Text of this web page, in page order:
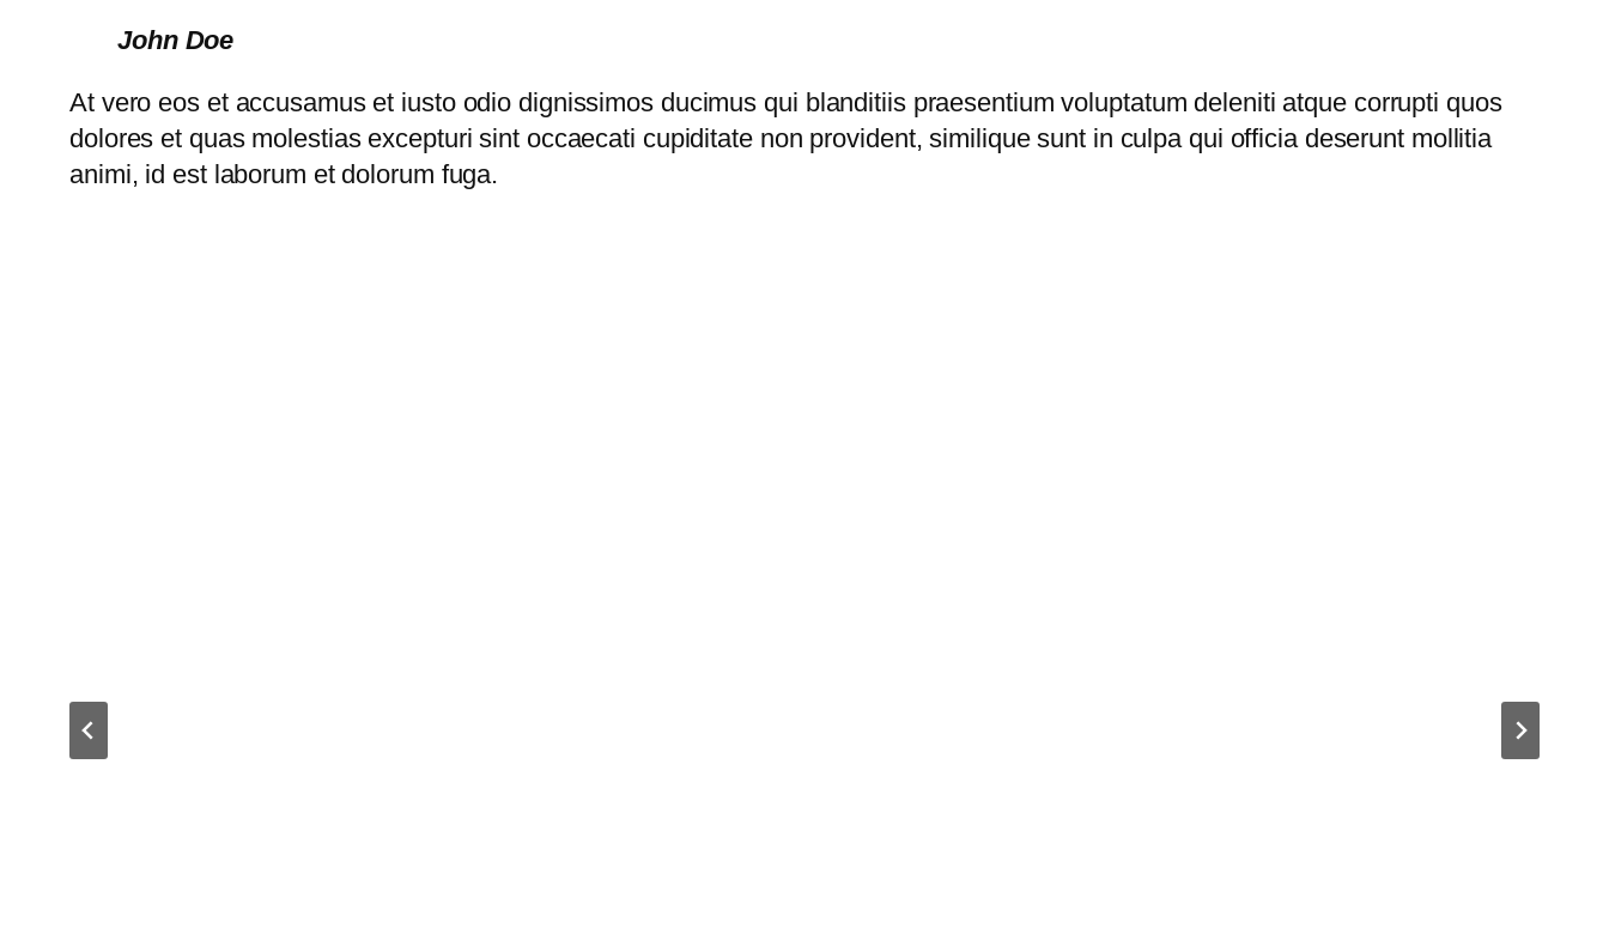
John Doe
At vero eos et accusamus et iusto odio dignissimos ducimus qui blanditiis praesentium voluptatum deleniti atque corrupti quos
dolores et quas molestias excepturi sint occaecati cupiditate non provident, similique sunt in culpa qui officia deserunt mollitia
animi, id est laborum et dolorum fuga.